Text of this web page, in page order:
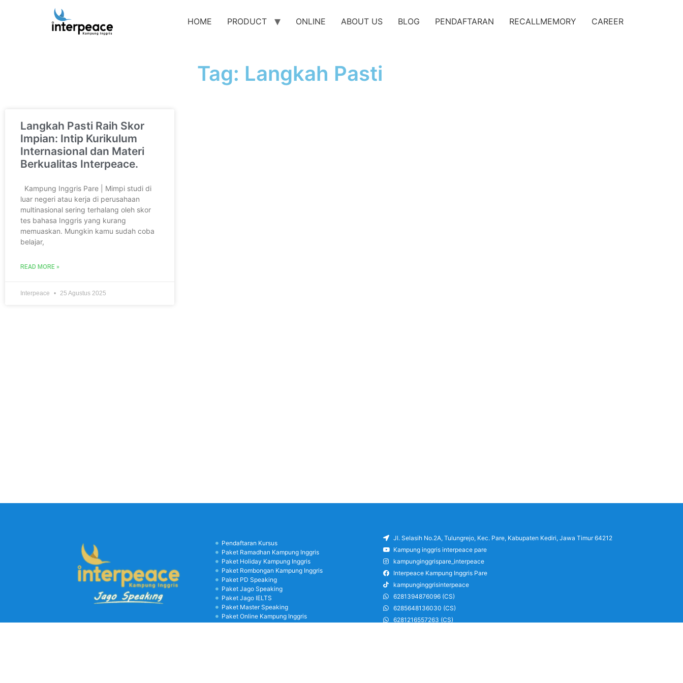
HOME PRODUCT ONLINE ABOUT US BLOG PENDAFTARAN RECALLMEMORY CAREER
Tag: Langkah Pasti
Langkah Pasti Raih Skor
Impian: Intip Kurikulum
Internasional dan Materi
Berkualitas Interpeace.
Kampung Inggris Pare | Mimpi studi di
luar negeri atau kerja di perusahaan
multinasional sering terhalang oleh skor
tes bahasa Inggris yang kurang
memuaskan. Mungkin kamu sudah coba
belajar,
READ MORE »
Interpeace 25 Agustus 2025
Pendaftaran Kursus
Paket Ramadhan Kampung Inggris
Paket Holiday Kampung Inggris
Paket Rombongan Kampung Inggris
Paket PD Speaking
Paket Jago Speaking
Paket Jago IELTS
Paket Master Speaking
Paket Online Kampung Inggris
Blog
Jl. Selasih No.2A, Tulungrejo, Kec. Pare, Kabupaten Kediri, Jawa Timur 64212
Kampung inggris interpeace pare
kampunginggrispare_interpeace
Interpeace Kampung Inggris Pare
kampunginggrisinterpeace
6281394876096 (CS)
6285648136030 (CS)
6281216557263 (CS)